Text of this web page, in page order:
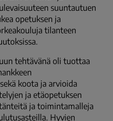
suuntautuen
opetuksen ja
tilanteen
tehtävänä oli tuottaa
koota ja arvioida
ja etäopetuksen
ja toimintamalleja
Hyvien